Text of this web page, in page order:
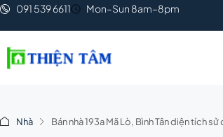
091 539 6611 Mon–Sun 8am–8pm
Nhà Bán nhà 193a Mã Lò, Bình Tân diện tích